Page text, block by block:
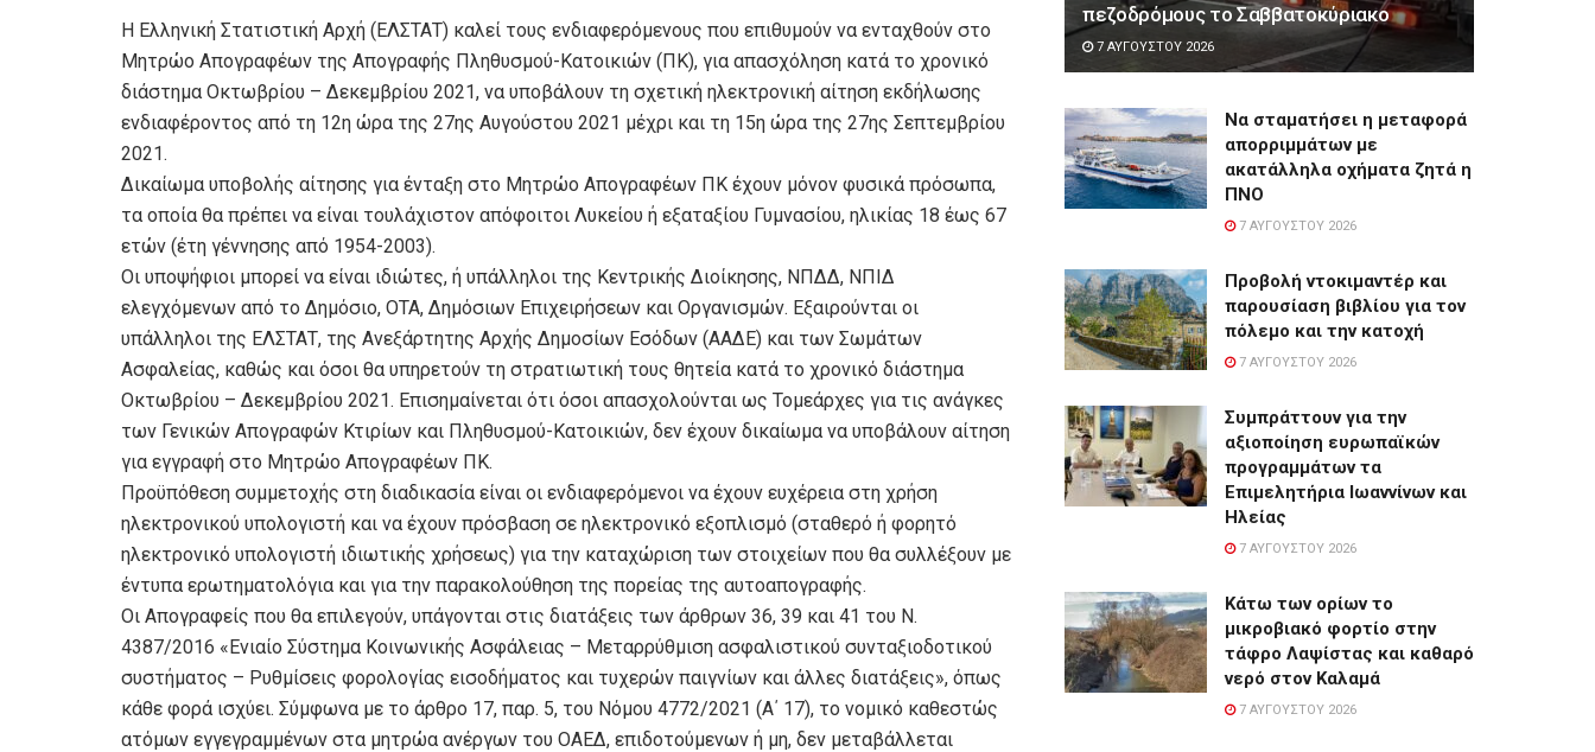
Η Ελληνική Στατιστική Αρχή (ΕΛΣΤΑΤ) καλεί τους ενδιαφερόμενους που επιθυμούν να ενταχθούν στο
Μητρώο Απογραφέων της Απογραφής Πληθυσμού-Κατοικιών (ΠΚ), για απασχόληση κατά το χρονικό
διάστημα Οκτωβρίου – Δεκεμβρίου 2021, να υποβάλουν τη σχετική ηλεκτρονική αίτηση εκδήλωσης
ενδιαφέροντος από τη 12η ώρα της 27ης Αυγούστου 2021 μέχρι και τη 15η ώρα της 27ης Σεπτεμβρίου
2021.
Δικαίωμα υποβολής αίτησης για ένταξη στο Μητρώο Απογραφέων ΠΚ έχουν μόνον φυσικά πρόσωπα,
τα οποία θα πρέπει να είναι τουλάχιστον απόφοιτοι Λυκείου ή εξαταξίου Γυμνασίου, ηλικίας 18 έως 67
ετών (έτη γέννησης από 1954-2003).
Οι υποψήφιοι μπορεί να είναι ιδιώτες, ή υπάλληλοι της Κεντρικής Διοίκησης, ΝΠΔΔ, ΝΠΙΔ
ελεγχόμενων από το Δημόσιο, ΟΤΑ, Δημόσιων Επιχειρήσεων και Οργανισμών. Εξαιρούνται οι
υπάλληλοι της ΕΛΣΤΑΤ, της Ανεξάρτητης Αρχής Δημοσίων Εσόδων (ΑΑΔΕ) και των Σωμάτων
Ασφαλείας, καθώς και όσοι θα υπηρετούν τη στρατιωτική τους θητεία κατά το χρονικό διάστημα
Οκτωβρίου – Δεκεμβρίου 2021. Επισημαίνεται ότι όσοι απασχολούνται ως Τομεάρχες για τις ανάγκες
των Γενικών Απογραφών Κτιρίων και Πληθυσμού-Κατοικιών, δεν έχουν δικαίωμα να υποβάλουν αίτηση
για εγγραφή στο Μητρώο Απογραφέων ΠΚ.
Προϋπόθεση συμμετοχής στη διαδικασία είναι οι ενδιαφερόμενοι να έχουν ευχέρεια στη χρήση
ηλεκτρονικού υπολογιστή και να έχουν πρόσβαση σε ηλεκτρονικό εξοπλισμό (σταθερό ή φορητό
ηλεκτρονικό υπολογιστή ιδιωτικής χρήσεως) για την καταχώριση των στοιχείων που θα συλλέξουν με
έντυπα ερωτηματολόγια και για την παρακολούθηση της πορείας της αυτοαπογραφής.
Οι Απογραφείς που θα επιλεγούν, υπάγονται στις διατάξεις των άρθρων 36, 39 και 41 του Ν.
4387/2016 «Ενιαίο Σύστημα Κοινωνικής Ασφάλειας – Μεταρρύθμιση ασφαλιστικού συνταξιοδοτικού
συστήματος – Ρυθμίσεις φορολογίας εισοδήματος και τυχερών παιγνίων και άλλες διατάξεις», όπως
κάθε φορά ισχύει. Σύμφωνα με το άρθρο 17, παρ. 5, του Νόμου 4772/2021 (Α΄ 17), το νομικό καθεστώς
ατόμων εγγεγραμμένων στα μητρώα ανέργων του ΟΑΕΔ, επιδοτούμενων ή μη, δεν μεταβάλλεται
πεζοδρόμους το Σαββατοκύριακο
7 ΑΥΓΟΎΣΤΟΥ 2026
Να σταματήσει η μεταφορά
απορριμμάτων με
ακατάλληλα οχήματα ζητά η
ΠΝΟ
7 ΑΥΓΟΎΣΤΟΥ 2026
Προβολή ντοκιμαντέρ και
παρουσίαση βιβλίου για τον
πόλεμο και την κατοχή
7 ΑΥΓΟΎΣΤΟΥ 2026
Συμπράττουν για την
αξιοποίηση ευρωπαϊκών
προγραμμάτων τα
Επιμελητήρια Ιωαννίνων και
Ηλείας
7 ΑΥΓΟΎΣΤΟΥ 2026
Κάτω των ορίων το
μικροβιακό φορτίο στην
τάφρο Λαψίστας και καθαρό
νερό στον Καλαμά
7 ΑΥΓΟΎΣΤΟΥ 2026